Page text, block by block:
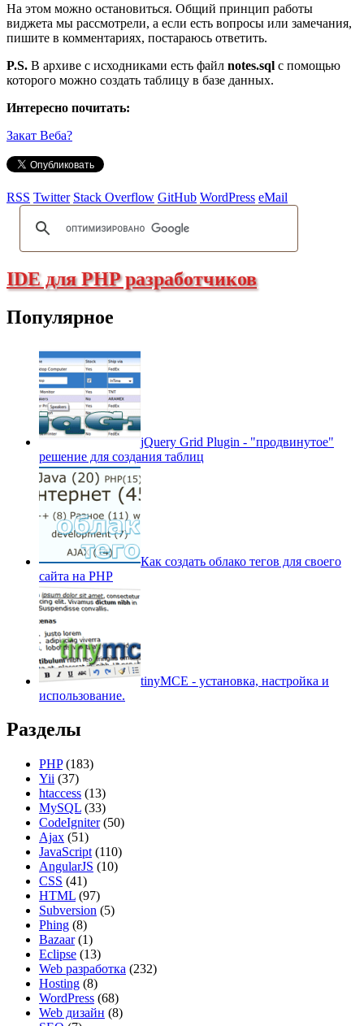
На этом можно остановиться. Общий принцип работы
виджета мы рассмотрели, а если есть вопросы или замечания,
пишите в комментариях, постараюсь ответить.
P.S. В архиве с исходниками есть файл notes.sql с помощью
которого можно создать таблицу в базе данных.
Интересно почитать:
Закат Веба?
RSS Twitter Stack Overflow GitHub WordPress eMail
IDE для PHP разработчиков
Популярное
jQuery Grid Plugin - "продвинутое"
решение для создания таблиц
Как создать облако тегов для своего
сайта на PHP
tinyMCE - установка, настройка и
использование.
Разделы
PHP(183)
Yii (37)
htaccess (13)
MySQL (33)
CodeIgniter(50)
Ajax (51)
JavaScript (110)
AngularJS (10)
CSS (41)
HTML (97)
Subversion (5)
Phing (8)
Bazaar(1)
Eclipse (13)
Web разработка (232)
Hosting (8)
WordPress (68)
Web дизайн (8)